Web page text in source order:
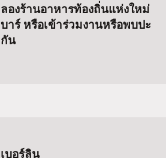
ลองร้านอาหารท้องถิ่นแห่งใหม่
บาร์ หรือเข้าร่วมงานหรือพบปะ
กัน
เบอร์ลิน